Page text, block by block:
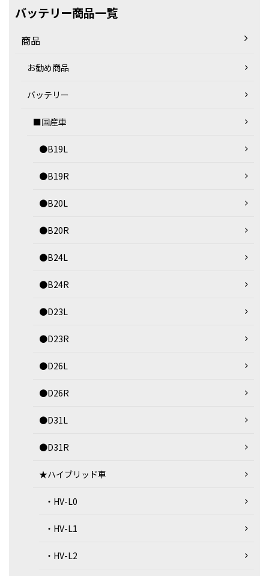
バッテリー商品一覧
商品
お勧め商品
バッテリー
■国産車
●B19L
●B19R
●B20L
●B20R
●B24L
●B24R
●D23L
●D23R
●D26L
●D26R
●D31L
●D31R
★ハイブリッド車
・HV-L0
・HV-L1
・HV-L2